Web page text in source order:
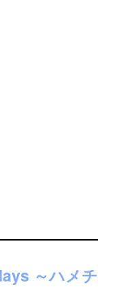
～ハメチ